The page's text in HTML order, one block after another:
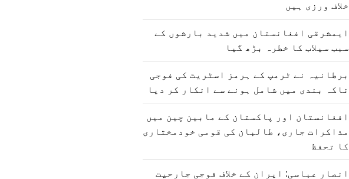
خلاف ورزی ہیں
ایمشرقی افغانستان میں شدید بارشوں کے
سبب سیلاب کا خطرہ بڑھ گیا
برطانیہ نے ٹرمپ کے ہرمز اسٹریٹ کی فوجی
ناکہ بندی میں شامل ہونے سے انکار کر دیا
افغانستان اور پاکستان کے مابین چین میں
مذاکرات جاری، طالبان کی قومی خودمختاری
کا تحفظ
انصار عباسی: ایران کے خلاف فوجی جارحیت